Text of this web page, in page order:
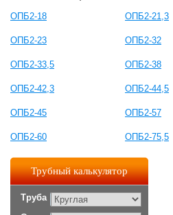
ОПБ2-18 ОПБ2-21,3
ОПБ2-23 ОПБ2-32
ОПБ2-33,5 ОПБ2-38
ОПБ2-42,3 ОПБ2-44,5
ОПБ2-45 ОПБ2-57
ОПБ2-60 ОПБ2-75,5
Трубный калькулятор
Труба